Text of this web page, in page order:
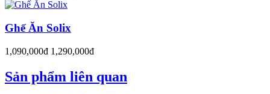
Ghế Ăn Solix
1,090,000đ 1,290,000đ
Sản phẩm liên quan